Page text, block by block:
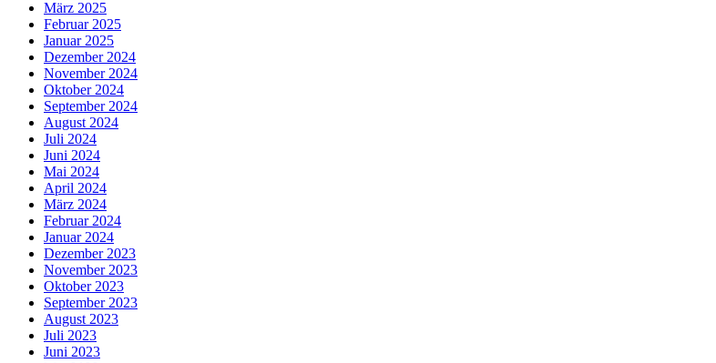
März 2025
Februar 2025
Januar 2025
Dezember 2024
November 2024
Oktober 2024
September 2024
August 2024
Juli 2024
Juni 2024
Mai 2024
April 2024
März 2024
Februar 2024
Januar 2024
Dezember 2023
November 2023
Oktober 2023
September 2023
August 2023
Juli 2023
Juni 2023